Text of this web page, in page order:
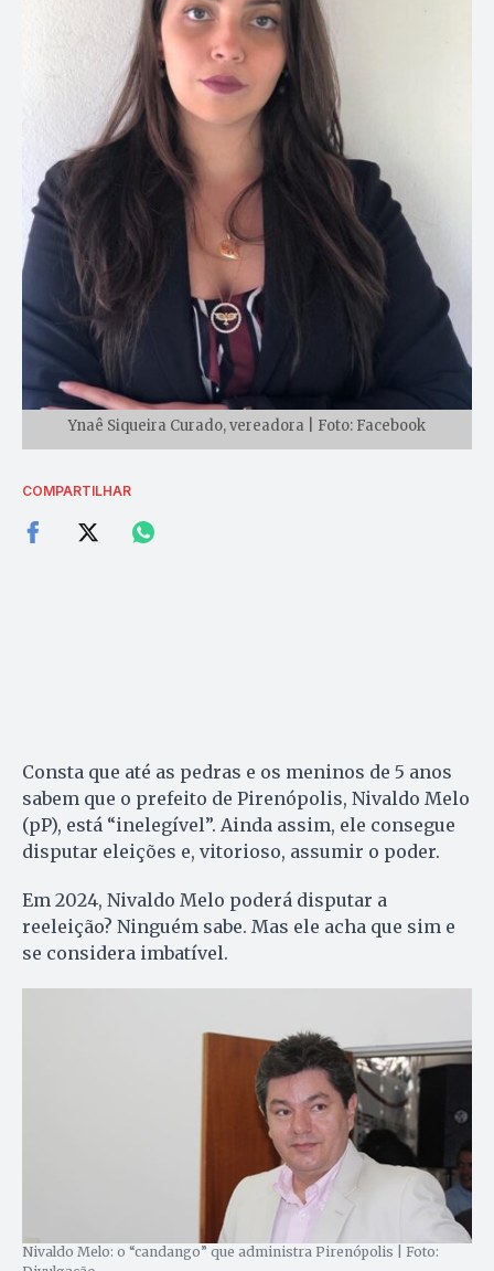
Ynaê Siqueira Curado, vereadora | Foto: Facebook
COMPARTILHAR
Consta que até as pedras e os meninos de 5 anos
sabem que o prefeito de Pirenópolis, Nivaldo Melo
(pP), está “inelegível”. Ainda assim, ele consegue
disputar eleições e, vitorioso, assumir o poder.
Em 2024, Nivaldo Melo poderá disputar a
reeleição? Ninguém sabe. Mas ele acha que sim e
se considera imbatível.
Nivaldo Melo: o “candango” que administra Pirenópolis | Foto: